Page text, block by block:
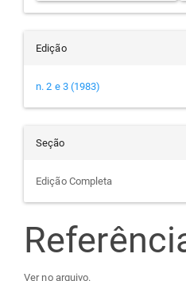
Edição
n. 2 e 3 (1983)
Seção
Edição Completa
Ver no arquivo.